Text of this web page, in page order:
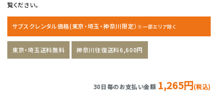
覧ください。
サブスクレンタル価格(東京・埼玉・神奈川限定） ※一部エリア除く
東京・埼玉送料無料 神奈川往復送料6,600円
30日毎のお支払い金額 1,265円(税込)